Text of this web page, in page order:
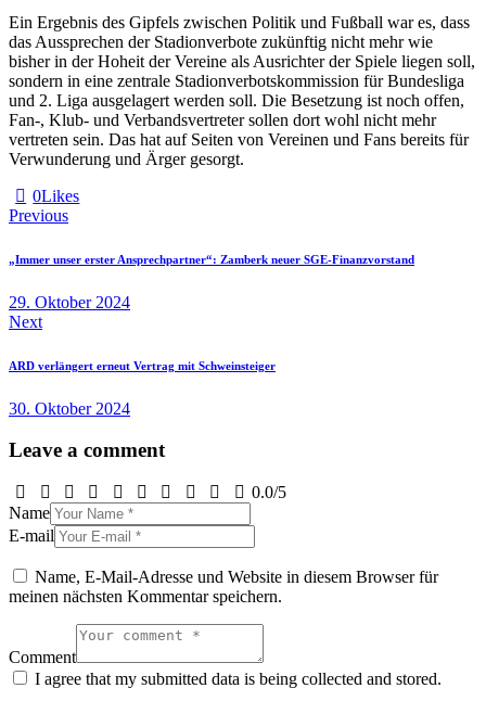
Ein Ergebnis des Gipfels zwischen Politik und Fußball war es, dass
das Aussprechen der Stadionverbote zukünftig nicht mehr wie
bisher in der Hoheit der Vereine als Ausrichter der Spiele liegen soll,
sondern in eine zentrale Stadionverbotskommission für Bundesliga
und 2. Liga ausgelagert werden soll. Die Besetzung ist noch offen,
Fan-, Klub- und Verbandsvertreter sollen dort wohl nicht mehr
vertreten sein. Das hat auf Seiten von Vereinen und Fans bereits für
Verwunderung und Ärger gesorgt.
0Likes
Beitragsnavigation
Previous
„Immer unser erster Ansprechpartner“: Zamberk neuer SGE-Finanzvorstand
29. Oktober 2024
Next
ARD verlängert erneut Vertrag mit Schweinsteiger
30. Oktober 2024
Leave a comment
0.0/5
Name
E-mail
Name, E-Mail-Adresse und Website in diesem Browser für
meinen nächsten Kommentar speichern.
Comment
I agree that my submitted data is being collected and stored.